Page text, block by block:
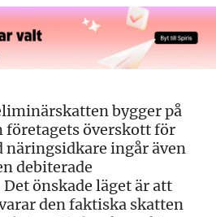
bygger på
företagets överskott för
näringsidkare ingår även
debiterade
önskade läget är att
den faktiska skatten